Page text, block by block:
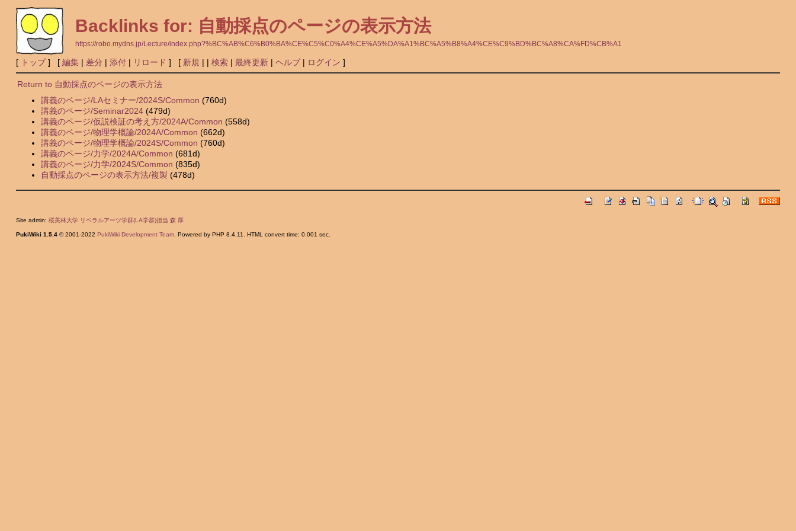
Backlinks for: 自動採点のページの表示方法
https://robo.mydns.jp/Lecture/index.php?%BC%AB%C6%B0%BA%CE%C5%C0%A4%CE%A5%DA%A1%BC%A5%B8%A4%CE%C9%BD%BC%A8%CA%FD%CB%A1
[ トップ] [ 編集| 差分 | 添付| リロード ] [ 新規 | | 検索| 最終更新| ヘルプ| ログイン ]
Return to 自動採点のページの表示方法
講義のページ/LAセミナー/2024S/Common (760d)
講義のページ/Seminar2024(479d)
講義のページ/仮説検証の考え方/2024A/Common (558d)
講義のページ/物理学概論/2024A/Common (662d)
講義のページ/物理学概論/2024S/Common (760d)
講義のページ/力学/2024A/Common (681d)
講義のページ/力学/2024S/Common (835d)
自動採点のページの表示方法/複製 (478d)
Site admin: 桜美林大学 リベラルアーツ学群(LA学群)担当 森 厚
PukiWiki 1.5.4© 2001-2022 PukiWiki Development Team. Powered by PHP 8.4.11. HTML convert time: 0.001 sec.